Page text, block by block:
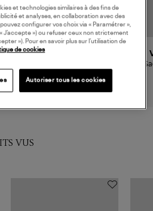
JEROME DREYFUSS
VUS
et technologies similaires à des fins de
et analyses, en collaboration avec des
configurer vos choix via « Paramétrer »,
J’accepte ») ou refuser ceux non strictement
»). Pour en savoir plus sur l’utilisation de
de cookies
Autoriser tous les cookies